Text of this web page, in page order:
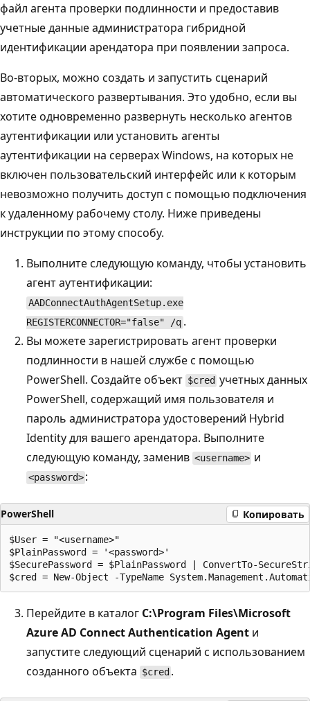
файл агента проверки подлинности и предоставив
учетные данные администратора гибридной
идентификации арендатора при появлении запроса.
Во-вторых, можно создать и запустить сценарий
автоматического развертывания. Это удобно, если вы
хотите одновременно развернуть несколько агентов
аутентификации или установить агенты
аутентификации на серверах Windows, на которых не
включен пользовательский интерфейс или к которым
невозможно получить доступ с помощью подключения
к удаленному рабочему столу. Ниже приведены
инструкции по этому способу.
Выполните следующую команду, чтобы установить
агент аутентификации:
AADConnectAuthAgentSetup.exe
REGISTERCONNECTOR="false" /q .
Вы можете зарегистрировать агент проверки
подлинности в нашей службе с помощью
PowerShell. Создайте объект $cred учетных данных
PowerShell, содержащий имя пользователя и
пароль администратора удостоверений Hybrid
Identity для вашего арендатора. Выполните
следующую команду, заменив <username> и
<password> :
PowerShell Копировать
$User = "<username>"
$PlainPassword = '<password>'
$SecurePassword = $PlainPassword | ConvertTo-
Перейдите в каталог C:\Program Files\Microsoft
Azure AD Connect Authentication Agent и
запустите следующий сценарий с использованием
созданного объекта $cred .